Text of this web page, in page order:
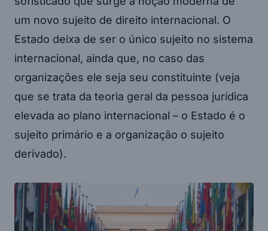
um novo sujeito de direito internacional. O
Estado deixa de ser o único sujeito no sistema
internacional, ainda que, no caso das
organizações ele seja seu constituinte (veja
que se trata da teoria geral da pessoa jurídica
elevada ao plano internacional – o Estado é o
sujeito primário e a organização o sujeito
derivado).